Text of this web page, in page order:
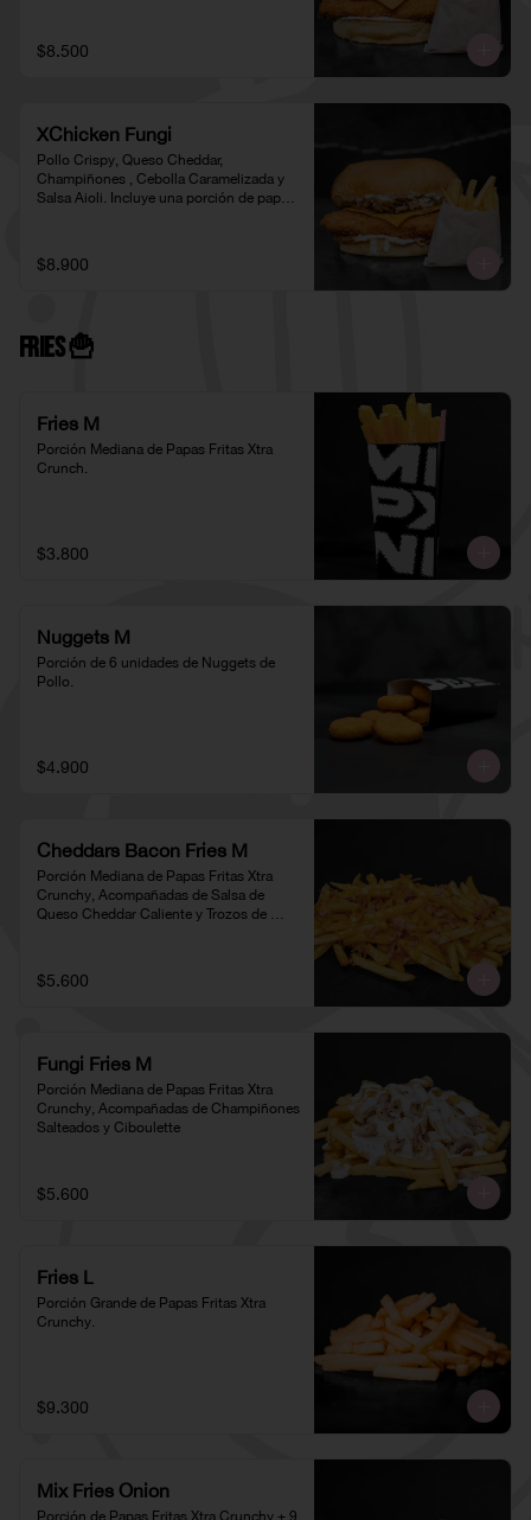
$8.500
XChicken Fungi
Pollo Crispy, Queso Cheddar,
Champiñones , Cebolla Caramelizada y
Salsa Aioli. Incluye una porción de papas
$8.900
Fries 🍟
Fries M
Porción Mediana de Papas Fritas Xtra
Crunch.
$3.800
Nuggets M
Porción de 6 unidades de Nuggets de
Pollo.
$4.900
Cheddars Bacon Fries M
Porción Mediana de Papas Fritas Xtra
Crunchy, Acompañadas de Salsa de
Queso Cheddar Caliente y Trozos de
$5.600
Fungi Fries M
Porción Mediana de Papas Fritas Xtra
Crunchy, Acompañadas de Champiñones
Salteados y Ciboulette
$5.600
Fries L
Porción Grande de Papas Fritas Xtra
Crunchy.
$9.300
Mix Fries Onion
Porción de Papas Fritas Xtra Crunchy + 9